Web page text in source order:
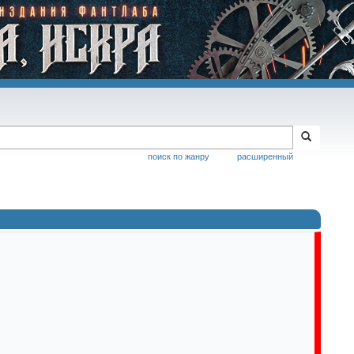
расширенный
поиск по жанру